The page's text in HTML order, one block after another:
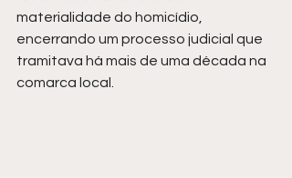
materialidade do homicídio,
encerrando um processo judicial que
tramitava há mais de uma década na
comarca local.